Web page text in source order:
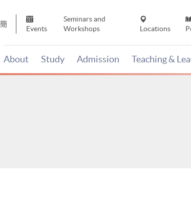
簡
Events
Seminars and
Workshops
Locations
About Study Admission Teaching &